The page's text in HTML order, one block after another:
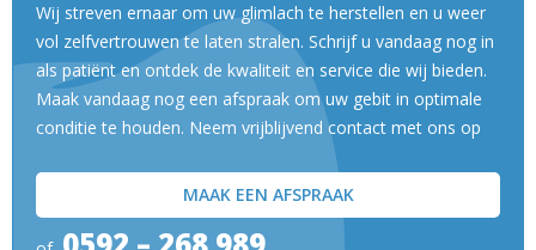
Wij streven ernaar om uw glimlach te herstellen en u weer
vol zelfvertrouwen te laten stralen. Schrijf u vandaag nog in
als patiënt en ontdek de kwaliteit en service die wij bieden.
Maak vandaag nog een afspraak om uw gebit in optimale
conditie te houden. Neem vrijblijvend contact met ons op
MAAK EEN AFSPRAAK